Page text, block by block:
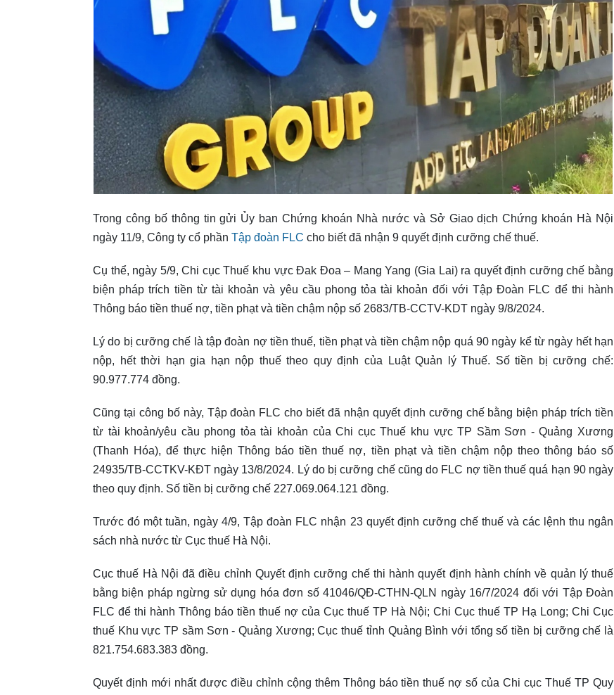
Trong công bố thông tin gửi Ủy ban Chứng khoán Nhà nước và Sở Giao dịch Chứng khoán Hà Nội
ngày 11/9, Công ty cổ phần Tập đoàn FLC cho biết đã nhận 9 quyết định cưỡng chế thuế.
Cụ thể, ngày 5/9, Chi cục Thuế khu vực Đak Đoa – Mang Yang (Gia Lai) ra quyết định cưỡng chế bằng
biện pháp trích tiền từ tài khoản và yêu cầu phong tỏa tài khoản đối với Tập Đoàn FLC để thi hành
Thông báo tiền thuế nợ, tiền phạt và tiền chậm nộp số 2683/TB-CCTV-KDT ngày 9/8/2024.
Lý do bị cưỡng chế là tập đoàn nợ tiền thuế, tiền phạt và tiền chậm nộp quá 90 ngày kể từ ngày hết hạn
nộp, hết thời hạn gia hạn nộp thuế theo quy định của Luật Quản lý Thuế. Số tiền bị cưỡng chế:
90.977.774 đồng.
Cũng tại công bố này, Tập đoàn FLC cho biết đã nhận quyết định cưỡng chế bằng biện pháp trích tiền
từ tài khoản/yêu cầu phong tỏa tài khoản của Chi cục Thuế khu vực TP Sầm Sơn - Quảng Xương
(Thanh Hóa), để thực hiện Thông báo tiền thuế nợ, tiền phạt và tiền chậm nộp theo thông báo số
24935/TB-CCTKV-KĐT ngày 13/8/2024. Lý do bị cưỡng chế cũng do FLC nợ tiền thuế quá hạn 90 ngày
theo quy định. Số tiền bị cưỡng chế 227.069.064.121 đồng.
Trước đó một tuần, ngày 4/9, Tập đoàn FLC nhận 23 quyết định cưỡng chế thuế và các lệnh thu ngân
sách nhà nước từ Cục thuế Hà Nội.
Cục thuế Hà Nội đã điều chỉnh Quyết định cưỡng chế thi hành quyết định hành chính về quản lý thuế
bằng biện pháp ngừng sử dụng hóa đơn số 41046/QĐ-CTHN-QLN ngày 16/7/2024 đối với Tập Đoàn
FLC để thi hành Thông báo tiền thuế nợ của Cục thuế TP Hà Nội; Chi Cục thuế TP Hạ Long; Chi Cục
thuế Khu vực TP sầm Sơn - Quảng Xương; Cục thuế tỉnh Quảng Bình với tổng số tiền bị cưỡng chế là
821.754.683.383 đồng.
Quyết định mới nhất được điều chỉnh cộng thêm Thông báo tiền thuế nợ số của Chi cục Thuế TP Quy